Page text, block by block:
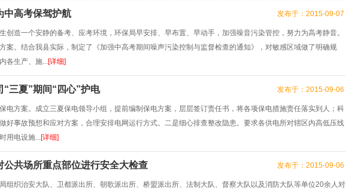
中高考保驾护航 发布于：2015-09-07
创造一个安静的备考、应考环境，环保局早安排、早布置、早动手，加强噪音污染管控，努力为高考静音。
案。结合我县实际，制定了《加强中高考期间噪声污染控制与监督检查的通知》，对敏感区域做了明确规
各生产、施...[详细]
“三夏”期间“四心”护电 发布于：2015-09-06
电方案。成立三夏保电领导小组，提前编制保电方案，层层签订责任书，将各项保电措施责任落实到人；科
好事故预想和应对方案，合理安排电网运行方式。二是细心排查整改隐患。要求各供电所对辖区内高低压线
用电设施...[详细]
公共场所重点部位进行安全大检查 发布于：2015-09-06
组织治安大队、卫都派出所、朝歌派出所、桥盟派出所、法制大队、督察大队以及消防大队等单位20余人对